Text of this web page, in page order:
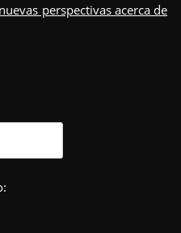
perspectivas acerca de